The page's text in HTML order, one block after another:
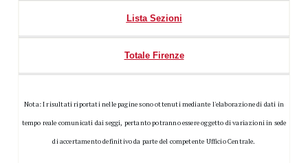
Lista Sezioni
Totale Firenze
Nota: I risultati riportati nelle pagine sono ottenuti mediante l'elaborazione di dati in
tempo reale comunicati dai seggi, pertanto potranno essere oggetto di variazioni in sede
di accertamento definitivo da parte del competente Ufficio Centrale.